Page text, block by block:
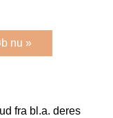
nu »
fra bl.a. deres